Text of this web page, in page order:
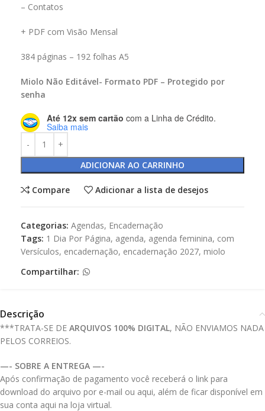
– Contatos
+ PDF com Visão Mensal
384 páginas – 192 folhas A5
Miolo Não Editável- Formato PDF – Protegido por
senha
Até 12x sem cartão com a Linha de Crédito.
Saiba mais
ADICIONAR AO CARRINHO
Compare Adicionar a lista de desejos
Categorias: Agendas, Encadernação
Tags: 1 Dia Por Página, agenda, agenda feminina, com
Versículos, encadernação, encadernação 2027, miolo
Compartilhar:
Descrição
***TRATA-SE DE ARQUIVOS 100% DIGITAL, NÃO ENVIAMOS NADA
PELOS CORREIOS.
—- SOBRE A ENTREGA —-
Após confirmação de pagamento você receberá o link para
download do arquivo por e-mail ou aqui, além de ficar disponível em
sua conta aqui na loja virtual.